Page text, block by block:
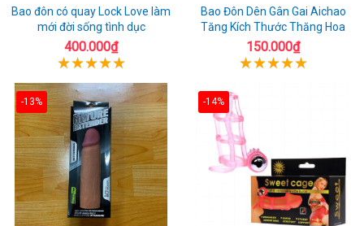
Bao đôn có quay Lock Love làm
mới đời sống tình dục
400.000₫
Bao Đôn Dên Gân Gai Aichao
Tăng Kích Thước Thăng Hoa
150.000₫
-13% -14%